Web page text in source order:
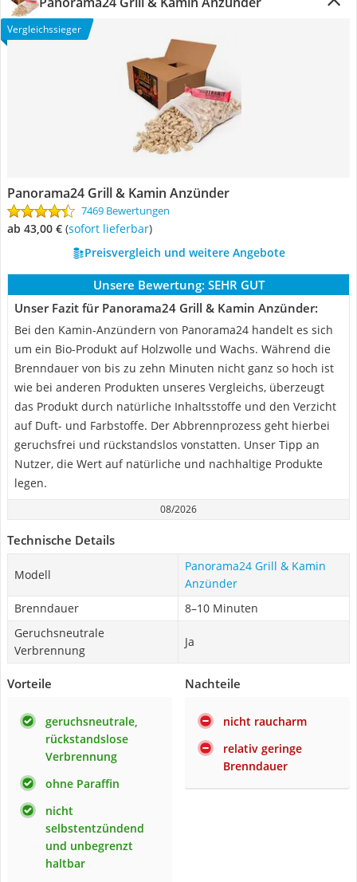
Vergleichssieger
Panorama24 Grill & Kamin Anzünder
7469 Bewertungen
ab 43,00 € ( Sofort lieferbar)
Preisvergleich und weitere Angebote
Unsere Bewertung: SEHR GUT
Unser Fazit für Panorama24 Grill & Kamin Anzünder:
Bei den Kamin-Anzündern von Panorama24 handelt es sich
um ein Bio-Produkt auf Holzwolle und Wachs. Während die
Brenndauer von bis zu zehn Minuten nicht ganz so hoch ist
wie bei anderen Produkten unseres Vergleichs, überzeugt
das Produkt durch natürliche Inhaltsstoffe und den Verzicht
auf Duft- und Farbstoffe. Der Abbrennprozess geht hierbei
geruchsfrei und rückstandslos vonstatten. Unser Tipp an
Nutzer, die Wert auf natürliche und nachhaltige Produkte
legen.
08/2026
Technische Details
Modell
Panorama24 Grill & Kamin
Anzünder
Brenndauer
8–10 Minuten
Geruchsneutrale
Verbrennung
Ja
Vorteile
geruchsneutrale,
rückstandslose
Verbrennung
ohne Paraffin
nicht
selbstentzündend
und unbegrenzt
haltbar
Nachteile
nicht raucharm
relativ geringe
Brenndauer